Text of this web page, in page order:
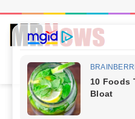
Início / ESPORTES